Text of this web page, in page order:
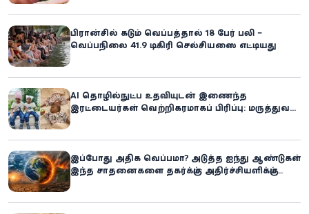
பிரான்சில் கடும் வெப்பத்தால் 18 பேர் பலி –
வெப்பநிலை 41.9 டிகிரி செல்சியஸை எட்டியது
AI தொழில்நுட்ப உதவியுடன் இணைந்த
இரட்டையர்கள் வெற்றிகரமாகப் பிரிப்பு: மருத்துவ
இப்போது அதிக வெப்பமா? அடுத்த ஐந்து ஆண்டுகள்
இந்த சாதனைகளை தகர்க்கும்: அதிர்ச்சியளிக்கும்